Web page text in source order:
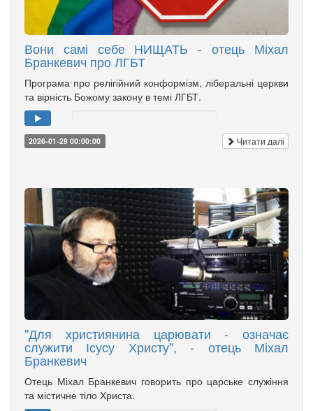
Вони самі себе НИЩАТЬ - отець Міхал
Бранкевич про ЛГБТ
Програма про релігійний конформізм, ліберальні церкви
та вірність Божому закону в темі ЛГБТ.
2026-01-29 00:00:00 Читати далі
"Для християнина царювати - означає
служити Ісусу Христу", - отець Міхал
Бранкевич
Отець Міхал Бранкевич говорить про царське служіння
та містичне тіло Христа.